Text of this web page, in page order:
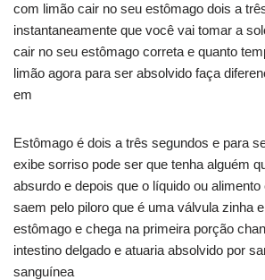
com limão cair no seu estômago dois a
instantaneamente que você vai tomar a
cair no seu estômago correta e quanto
limão agora para ser absolvido faça
em
Estômago é dois a três segundos e para
exibe sorriso pode ser que tenha alguém
absurdo e depois que o líquido ou
saem pelo piloro que é uma válvula zinha
estômago e chega na primeira porção
intestino delgado e atuaria absolvido por
sanguínea